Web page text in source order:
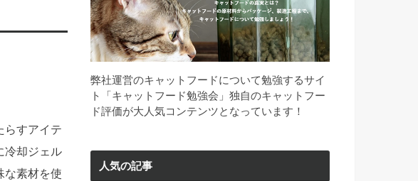
らすアイテ
冷却ジェル
な素材を使
弊社運営のキャットフードについて勉強するサイ
ト「キャットフード勉強会」独自のキャットフー
ド評価が大人気コンテンツとなっています！
人気の記事